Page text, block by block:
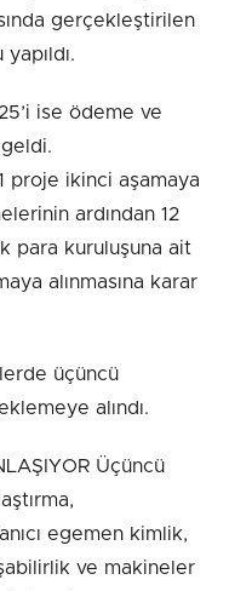
gerçekleştirilen
ise ödeme ve
proje ikinci aşamaya
ardından 12
para kuruluşuna ait
alınmasına karar
üçüncü
alındı.
Üçüncü
egemen kimlik,
ve makineler